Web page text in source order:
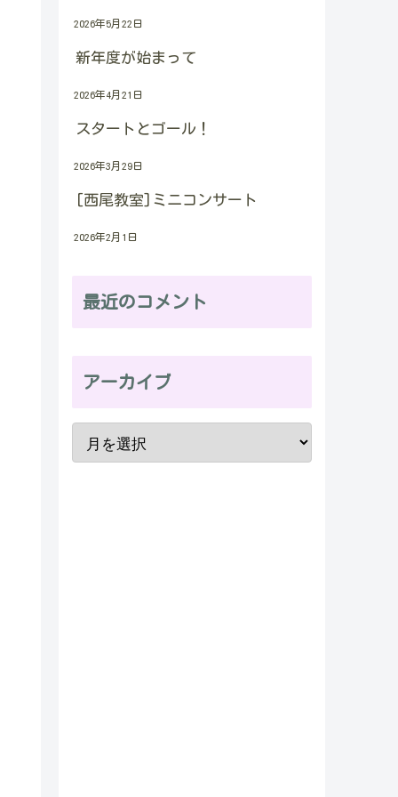
2026年5月22日
新年度が始まって
2026年4月21日
スタートとゴール！
2026年3月29日
[西尾教室]ミニコンサート
2026年2月1日
最近のコメント
アーカイブ